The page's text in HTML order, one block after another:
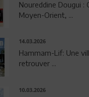
Noureddine Dougui :
Moyen-Orient, ...
14.03.2026
Hammam-Lif: Une
retrouver ...
10.03.2026